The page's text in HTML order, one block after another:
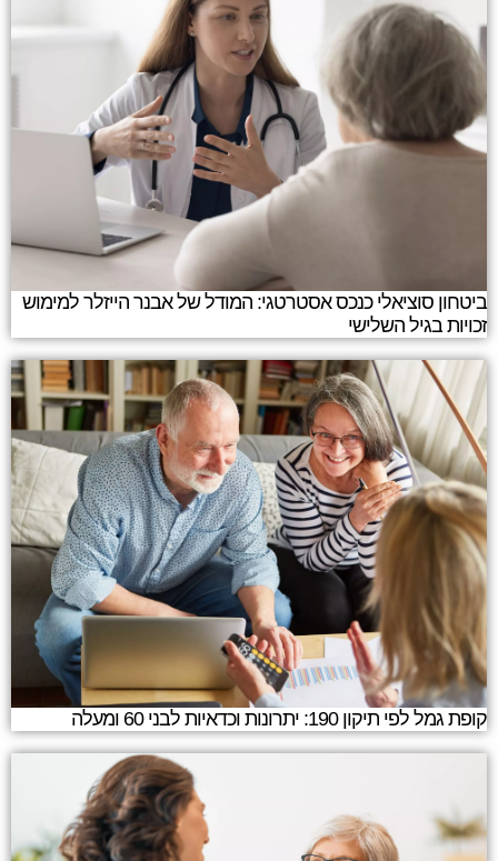
ביטחון סוציאלי כנכס אסטרטגי: המודל של אבנר הייזלר למימוש
זכויות בגיל השלישי
קופת גמל לפי תיקון 190: יתרונות וכדאיות לבני 60 ומעלה